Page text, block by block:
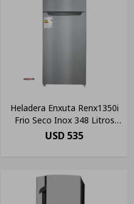
Heladera Enxuta Renx1350i
Frio Seco Inox 348 Litros
Efic A Color Gris
USD 535